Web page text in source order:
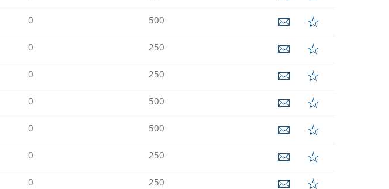
0 500
0 250
0 250
0 500
0 500
0 250
0 250